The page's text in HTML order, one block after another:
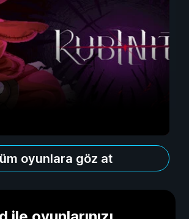
oyunlara göz at